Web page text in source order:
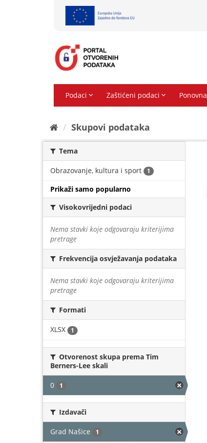
Skupovi podаtаkа
Tema
Obrazovanje, kultura i sport 1
Prikaži samo popularno
Visokovrijedni podaci
Nema stavki koje odgovaraju kriterijima
pretrage
Frekvencija osvježavanja podataka
Nema stavki koje odgovaraju kriterijima
pretrage
Formati
XLSX 1
Otvorenost skupa prema Tim
Berners-Lee skali
0 1
Izdavači
Grad Našice 1